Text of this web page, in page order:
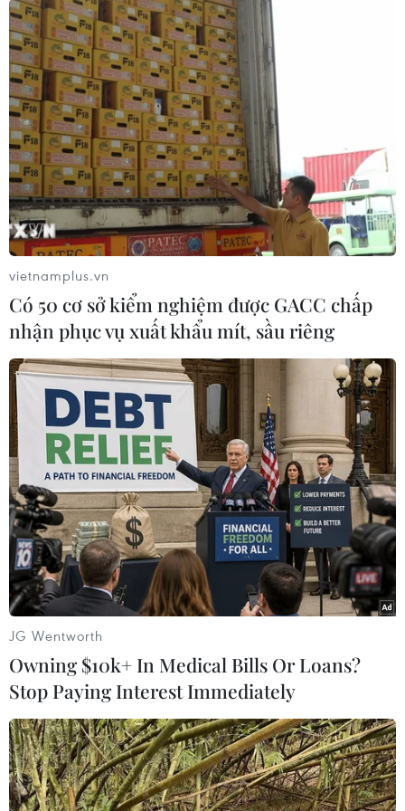
nhưng là một cách để họ bớt chi phí mua thực
phẩm trong thời gian khó khăn này.
Ông Thapakorn nói: “Vườn rau vừa là một hành
động kêu gọi trợ giúp của chính phủ vừa là một
cách để nuôi sống nhân viên của tôi trong thời
gian khó khăn. Thái Lan đã trải qua bất ổn
trong nhiều năm, kể cả trận lụt lớn vào năm
2011, nhưng hoạt động kinh doanh chưa bao giờ
khủng khiếp như lúc này"./.
(Vietnam+)
#Thái Lan #Taxi #Vườn rau
#Dịch COVID-19
#Thực phẩm
Theo dõi VietnamPlus
vietnamplus.vn
Có 50 cơ sở kiểm nghiệm được GACC chấp
nhận phục vụ xuất khẩu mít, sầu riêng
JG Wentworth
Owning $10k+ In Medical Bills Or Loans?
Stop Paying Interest Immediately